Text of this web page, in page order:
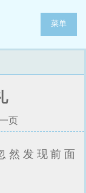
菜单
页
然发现前面